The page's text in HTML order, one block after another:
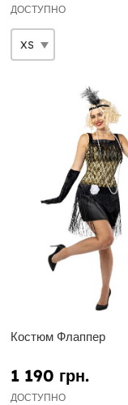
ДОСТУПНО
Костюм Флаппер
1 190 грн.
ДОСТУПНО